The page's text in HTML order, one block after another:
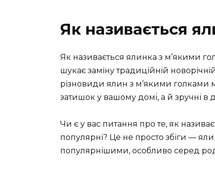
Як називається
Як називається ялинка з м’якими
шукає заміну традиційній
різновиди ялин з м’якими голками
затишок у вашому домі, а й зручні в
Чи є у вас питання про те, як
популярні? Це не просто збіги —
популярнішими, особливо серед